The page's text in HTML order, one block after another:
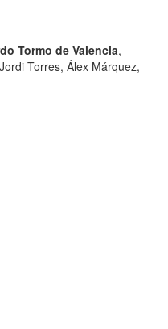
Tormo de Valencia,
Torres, Álex Márquez,